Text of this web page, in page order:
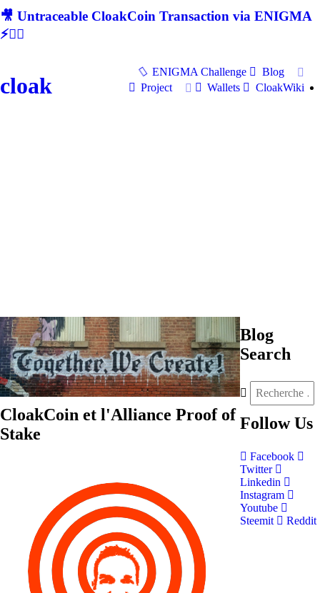
🎥 Untraceable CloakCoin Transaction via ENIGMA
⚡🕵‍♂
cloak
ENIGMA Challenge
Blog
Project
Wallets CloakWiki
CloakCoin et l'Alliance Proof of
Stake
Blog
Search
Follow Us
Facebook
Twitter
Linkedin
Instagram
Youtube
Steemit
Reddit